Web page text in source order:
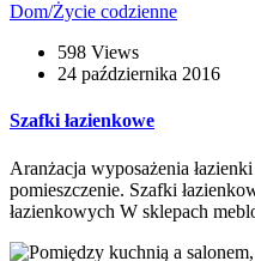
Dom/Życie codzienne
598 Views
24 października 2016
Szafki łazienkowe
Aranżacja wyposażenia
pomieszczenie. Szafki
łazienkowych W sklepach